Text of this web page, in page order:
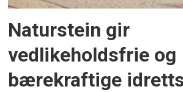
Naturstein gir
vedlikeholdsfrie og
bærekraftige